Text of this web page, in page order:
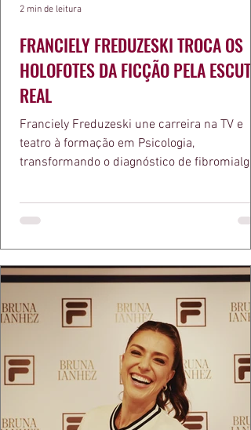
FRANCIELY FREDUZESKI TROCA OS
HOLOFOTES DA FICÇÃO PELA ESCUTA
REAL
Franciely Freduzeski une carreira na TV e
teatro à formação em Psicologia,
transformando o diagnóstico de fibromialgia
medalha Chiquinha Gonzaga.
2 min de leitura